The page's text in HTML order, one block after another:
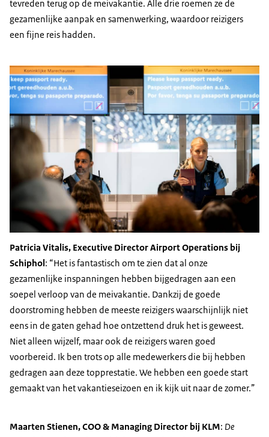
tevreden terug op de meivakantie. Alle drie roemen ze de
gezamenlijke aanpak en samenwerking, waardoor reizigers
een fijne reis hadden.
Patricia Vitalis, Executive Director Airport Operations bij
Schiphol:
Het is fantastisch om te zien dat al onze
gezamenlijke inspanningen hebben bijgedragen aan een
soepel verloop van de meivakantie. Dankzij de goede
doorstroming hebben de meeste reizigers waarschijnlijk niet
eens in de gaten gehad hoe ontzettend druk het is geweest.
Niet alleen wijzelf, maar ook de reizigers waren goed
voorbereid. Ik ben trots op alle medewerkers die bij hebben
gedragen aan deze topprestatie. We hebben een goede start
gemaakt van het vakantieseizoen en ik kijk uit naar de zomer.
Maarten Stienen, COO & Managing Director bij KLM: De